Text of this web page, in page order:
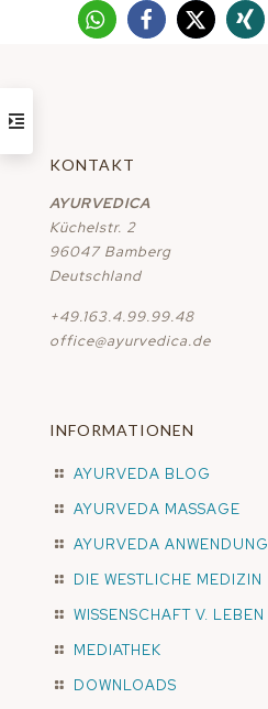
KONTAKT
AYURVEDICA
Küchelstr. 2
96047 Bamberg
Deutschland
+49.163.4.99.99.48
office@ayurvedica.de
INFORMATIONEN
AYURVEDA BLOG
AYURVEDA MASSAGE
AYURVEDA ANWENDUNG
DIE WESTLICHE MEDIZIN
WISSENSCHAFT V. LEBEN
MEDIATHEK
DOWNLOADS